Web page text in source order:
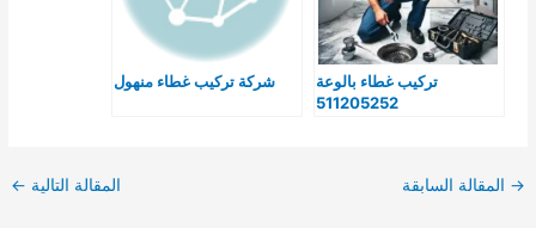
تركيب غطاء بالوعة
511205252
شركة تركيب غطاء منهول
→ المقالة السابقة المقالة التالية ←